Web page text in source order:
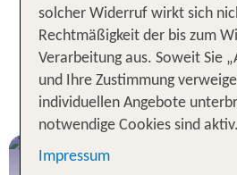
Autovermietung
RUNDUM-
VERSPRECHEN:
solcher Widerruf wirkt sich
Rechtmäßigkeit der bis zum
Verarbeitung aus. Soweit Sie
und Ihre Zustimmung
individuellen Angebote
notwendige Cookies sind aktiv.
Impressum